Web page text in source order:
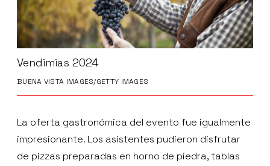
Vendimias 2024
BUENA VISTA IMAGES/GETTY IMAGES
La oferta gastronómica del evento fue igualmente
impresionante. Los asistentes pudieron disfrutar
de pizzas preparadas en horno de piedra, tablas